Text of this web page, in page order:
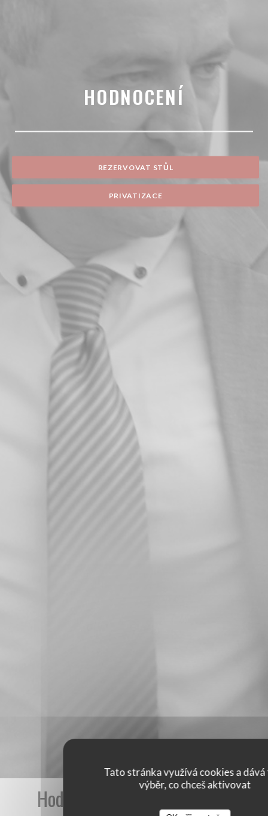
Tato stránka využívá cookies a dává
výběr, co chceš aktivovat
HODNOCENÍ
REZERVOVAT STŮL
PRIVATIZACE
Hodnocení našich zákazníků